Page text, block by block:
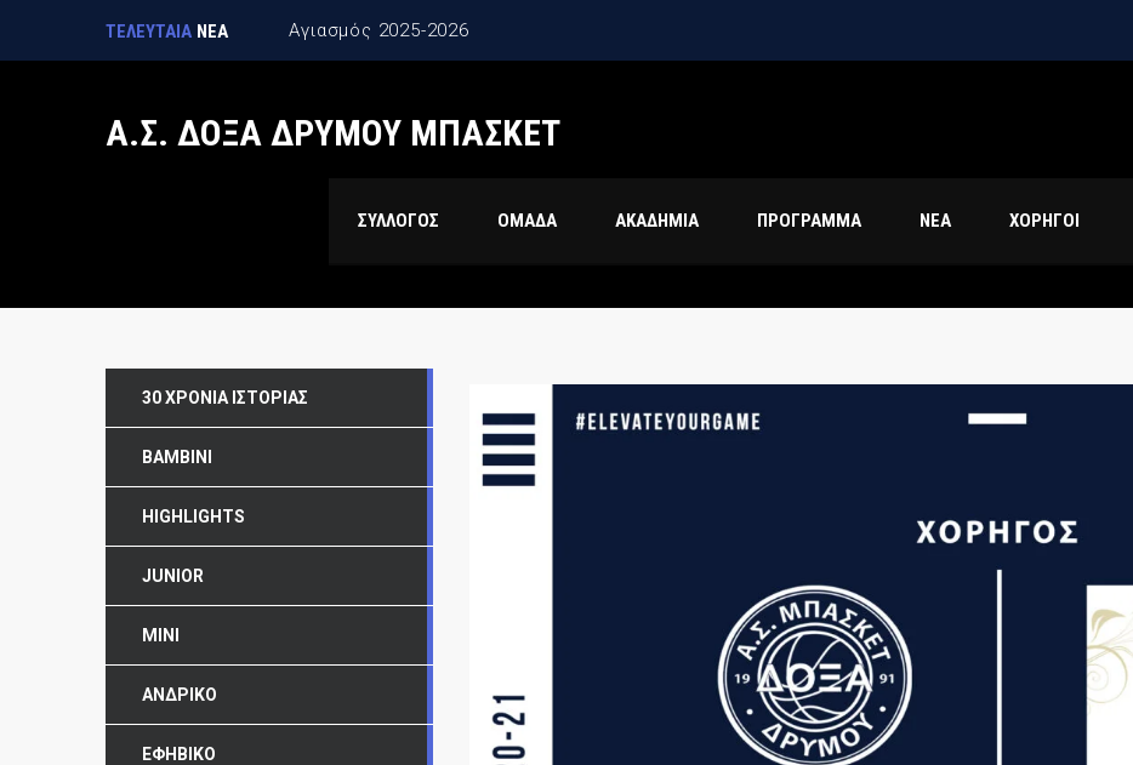
ΤΕΛΕΥΤΑΙΑ ΝΕΑ Αγιασμός 2025-2026
Α.Σ. ΔΟΞΑ ΔΡΥΜΟΥ ΜΠΑΣΚΕΤ
ΣΥΛΛΟΓΟΣ ΟΜΑΔΑ ΑΚΑΔΗΜΙΑ ΠΡΟΓΡΑΜΜΑ ΝΕΑ ΧΟΡΗΓΟΙ
30 ΧΡΌΝΙΑ ΙΣΤΟΡΊΑΣ
BAMBINI
HIGHLIGHTS
JUNIOR
MINI
ΑΝΔΡΙΚΌ
ΕΦΗΒΙΚΌ